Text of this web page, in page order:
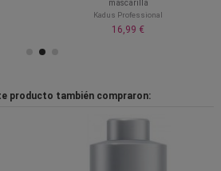
mascarilla
Kadus Professional
16,99 €
producto también compraron: